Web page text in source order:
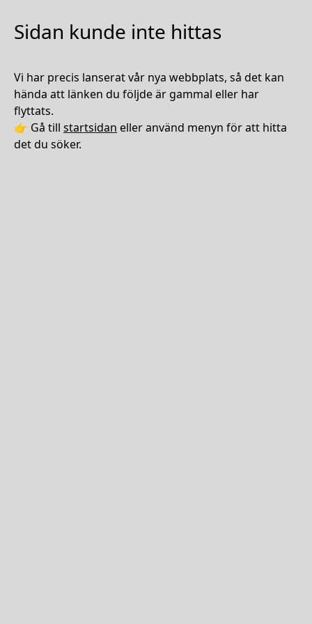
Sidan kunde inte hittas
Vi har precis lanserat vår nya webbplats, så det kan
hända att länken du följde är gammal eller har
flyttats.
👉 Gå till startsidan eller använd menyn för att hitta
det du söker.